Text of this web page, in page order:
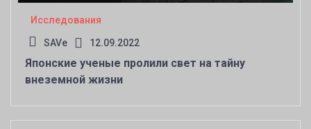
Исследования
SAVe 12.09.2022
Японские ученые пролили свет на тайну
внеземной жизни